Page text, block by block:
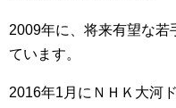
2009年に、将来有望な若
ています。
2016年1月にＮＨＫ大河